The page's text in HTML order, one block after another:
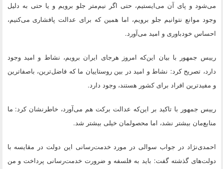
می‌شود و پای آن می‌ایستیم، حتی اگر نیم‌متر جلو برویم و یا حتی به دلیل
وجود موانع نتوانیم جلو برویم، اما همین که برای عدالت پافشاری می‌کنیم،
احساس خودباوری و امید می‌آورد.
رییس جمهور با بیان این‌که امروز هرجای ایران برویم، نشاط و امید وجود
دارد، تصریح کرد: نشاط و امید در بین روستاییان ما که فاضل‌ترین، باصفاترین
و مفیدترین افراد برای کشور هستند، وجود دارد.
رییس جمهور با تاکید بر این‌که عدالت برکت هم می‌آورد، خاطرنشان کرد: ما
منابع‌مان بیشتر نشد، اما محصولمان خیلی بیشتر شد.
احمدی‌نژاد در جواب سوالی در مورد خدمت‌رسانی این دولت در مقایسه با
دولت‌های گذشته گفت: باید به فلسفه و ضرورت خدمت‌رسانی پرداخت و من